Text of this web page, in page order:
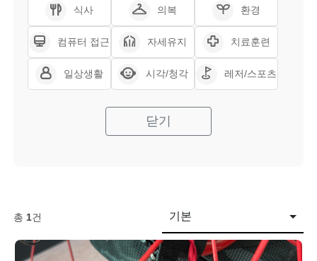
식사 의복 환경
컴퓨터 접근 자세유지 치료훈련
일상생활 시각/청각 레저/스포츠
닫기
총 1건 기본